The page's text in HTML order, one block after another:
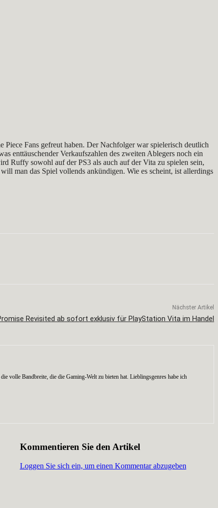
Fans gefreut haben. Der Nachfolger war spielerisch deutlich
enttäuschender Verkaufszahlen des zweiten Ablegers noch ein
Ruffy sowohl auf der PS3 als auch auf der Vita zu spielen sein,
man das Spiel vollends ankündigen. Wie es scheint, ist allerdings
Nächster Artikel
Revisited ab sofort exklusiv für PlayStation Vita im Handel
volle Bandbreite, die die Gaming-Welt zu bieten hat. Lieblingsgenres habe ich
Kommentieren Sie den Artikel
Loggen Sie sich ein, um einen Kommentar abzugeben